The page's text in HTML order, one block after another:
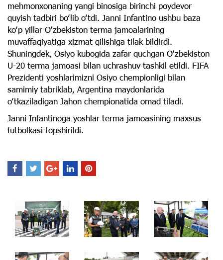
mehmonxonaning yangi binosiga birinchi poydevor
quyish tadbiri boʻlib oʻtdi. Janni Infantino ushbu baza
koʻp yillar Oʻzbekiston terma jamoalarining
muvaffaqiyatiga xizmat qilishiga tilak bildirdi.
Shuningdek, Osiyo kubogida zafar quchgan Oʻzbekiston
U-20 terma jamoasi bilan uchrashuv tashkil etildi. FIFA
Prezidenti yoshlarimizni Osiyo chempionligi bilan
samimiy tabriklab, Argentina maydonlarida
oʻtkaziladigan Jahon chempionatida omad tiladi.
Janni Infantinoga yoshlar terma jamoasining maxsus
futbolkasi topshirildi.